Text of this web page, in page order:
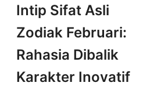
Intip Sifat Asli
Zodiak Februari:
Rahasia Dibalik
Karakter Inovatif